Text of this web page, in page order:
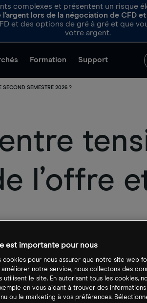
complexes et présentent un risque
lors de la négociation de CFD
et des options de gré à gré et que
votre argent.
Formation Support
SECOND SEMESTRE 2026 ?
l’offre
est importante pour nous
cookies pour nous assurer que notre site web
améliorer notre service, nous collectons des
utilisent le site. En autorisant tous les cookies,
en vous aidant à trouver des
ou le marketing à vos préférences.